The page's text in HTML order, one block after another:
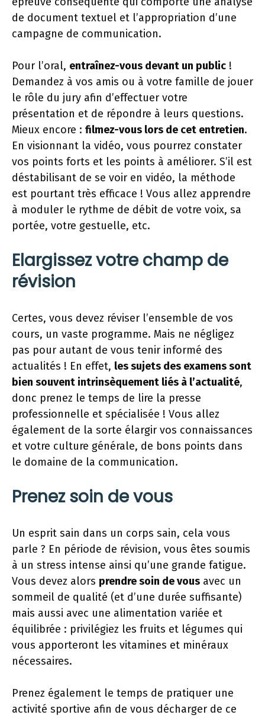
de document textuel et l’appropriation d’une
campagne de communication.
Pour l’oral, entraînez-vous devant un public !
Demandez à vos amis ou à votre famille de jouer
le rôle du jury afin d’effectuer votre
présentation et de répondre à leurs questions.
Mieux encore : filmez-vous lors de cet entretien.
En visionnant la vidéo, vous pourrez constater
vos points forts et les points à améliorer. S’il est
déstabilisant de se voir en vidéo, la méthode
est pourtant très efficace ! Vous allez apprendre
à moduler le rythme de débit de votre voix, sa
portée, votre gestuelle, etc.
Elargissez votre champ de
révision
Certes, vous devez réviser l’ensemble de vos
cours, un vaste programme. Mais ne négligez
pas pour autant de vous tenir informé des
actualités ! En effet, les sujets des examens sont
bien souvent intrinsèquement liés à l’actualité,
donc prenez le temps de lire la presse
professionnelle et spécialisée ! Vous allez
également de la sorte élargir vos connaissances
et votre culture générale, de bons points dans
le domaine de la communication.
Prenez soin de vous
Un esprit sain dans un corps sain, cela vous
parle ? En période de révision, vous êtes soumis
à un stress intense ainsi qu’une grande fatigue.
Vous devez alors prendre soin de vous avec un
sommeil de qualité (et d’une durée suffisante)
mais aussi avec une alimentation variée et
équilibrée : privilégiez les fruits et légumes qui
vous apporteront les vitamines et minéraux
nécessaires.
Prenez également le temps de pratiquer une
activité sportive afin de vous décharger de ce